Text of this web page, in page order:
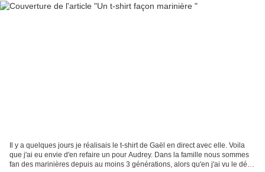
Il y a quelques jours je réalisais le t-shirt de Gaël en direct avec elle. Voila
que j'ai eu envie d'en refaire un pour Audrey. Dans la famille nous sommes
fan des marinières depuis au moins 3 générations, alors qu'en j'ai vu le défi